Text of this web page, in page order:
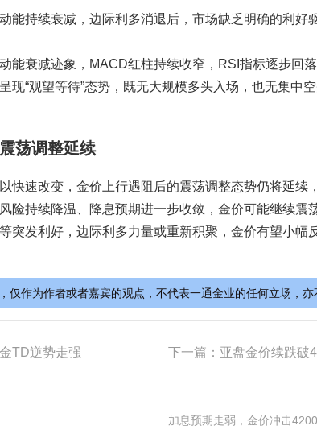
能持续衰减，边际利多消退后，市场缺乏明确的利好
能衰减迹象，MACD红柱持续收窄，RSI指标逐步回
现“观望等待”态势，既无大规模多头入场，也无集中
荡调整延续
快速改变，金价上行遇阻后的震荡调整态势仍将延续
险持续降温、降息预期进一步收敛，金价可能继续震
突发利好，边际利多力量或重新积聚，金价有望小幅
仅作为作者或者嘉宾的观点，不代表一通金业的任何立场，亦
TD逆势走强 下一篇： 亚盘金价续跌破
加息预期走弱，金价冲击